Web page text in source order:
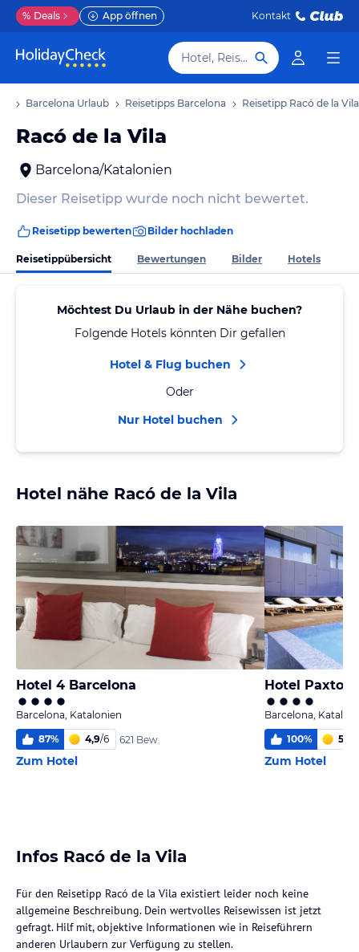
% Deals App öffnen Kontakt
Hotel, Reiseziel
Barcelona Urlaub Reisetipps Barcelona Reisetipp Racó de la Vila
Racó de la Vila
Barcelona/Katalonien
Dieser Reisetipp wurde noch nicht bewertet.
Reisetipp bewerten Bilder hochladen
Reisetippübersicht Bewertungen Bilder Hotels
Möchtest Du Urlaub in der Nähe buchen?
Folgende Hotels könnten Dir gefallen
Hotel & Flug buchen
Oder
Nur Hotel buchen
Hotel nähe Racó de la Vila
Hotel 4 Barcelona
Barcelona, Katalonien
87% 4,9/6 621 Bew.
Zum Hotel
Hotel Paxton
Barcelona,
100% 5,6
Zum Hotel
Infos Racó de la Vila
Für den Reisetipp Racó de la Vila existiert leider noch keine
allgemeine Beschreibung. Dein wertvolles Reisewissen ist jetzt
gefragt. Hilf mit, objektive Informationen wie in Reiseführern
anderen Urlaubern zur Verfügung zu stellen.